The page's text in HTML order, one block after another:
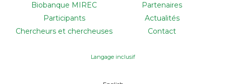
Biobanque MIREC
Participants
Chercheurs et chercheuses
Partenaires
Actualités
Contact
Langage inclusif